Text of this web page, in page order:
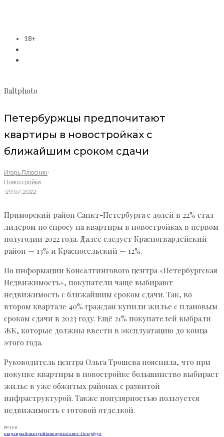
18+
Baltphoto
Петербуржцы предпочитают
квартиры в новостройках с
ближайшим сроком сдачи
Игорь Плюснин·
Новостройки
·29.07.2022
Приморский район Санкт-Петербурга с долей в 22% стал
лидером по спросу на квартиры в новостройках в первом
полугодии 2022 года. Далее следует Красногвардейский
район — 13% и Красносельский — 12%.
По информации Консалтингового центра «Петербургская
Недвижимость», покупатели чаще выбирают
недвижимость с ближайшим сроком сдачи. Так, во
втором квартале 40% граждан купили жилье с плановым
сроком сдачи в 2023 году. Ещё 21% покупателей выбрали
ЖК, которые должны ввести в эксплуатацию до конца
этого года.
Руководитель центра Ольга Трошева пояснила, что при
покупке квартиры в новостройке большинство выбирает
жилье в уже обжитых районах с развитой
инфраструктурой. Также популярностью пользуется
недвижимость с готовой отделкой.
Метки
квартирыНовостройкипокупкаСанкт-Петербург